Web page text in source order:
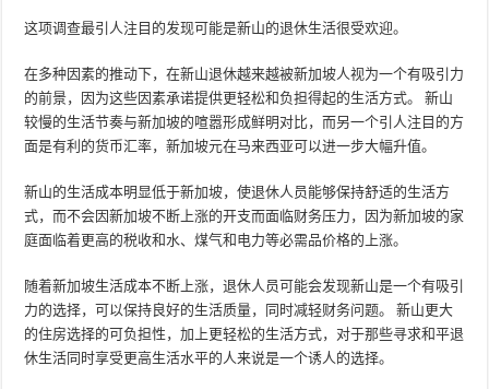
这项调查最引人注目的发现可能是新山的退休生活很受欢迎。
在多种因素的推动下，在新山退休越来越被新加坡人视为一个有吸引力
的前景，因为这些因素承诺提供更轻松和负担得起的生活方式。 新山
较慢的生活节奏与新加坡的喧嚣形成鲜明对比，而另一个引人注目的方
面是有利的货币汇率，新加坡元在马来西亚可以进一步大幅升值。
新山的生活成本明显低于新加坡，使退休人员能够保持舒适的生活方
式，而不会因新加坡不断上涨的开支而面临财务压力，因为新加坡的家
庭面临着更高的税收和水、煤气和电力等必需品价格的上涨。
随着新加坡生活成本不断上涨，退休人员可能会发现新山是一个有吸引
力的选择，可以保持良好的生活质量，同时减轻财务问题。 新山更大
的住房选择的可负担性，加上更轻松的生活方式，对于那些寻求和平退
休生活同时享受更高生活水平的人来说是一个诱人的选择。